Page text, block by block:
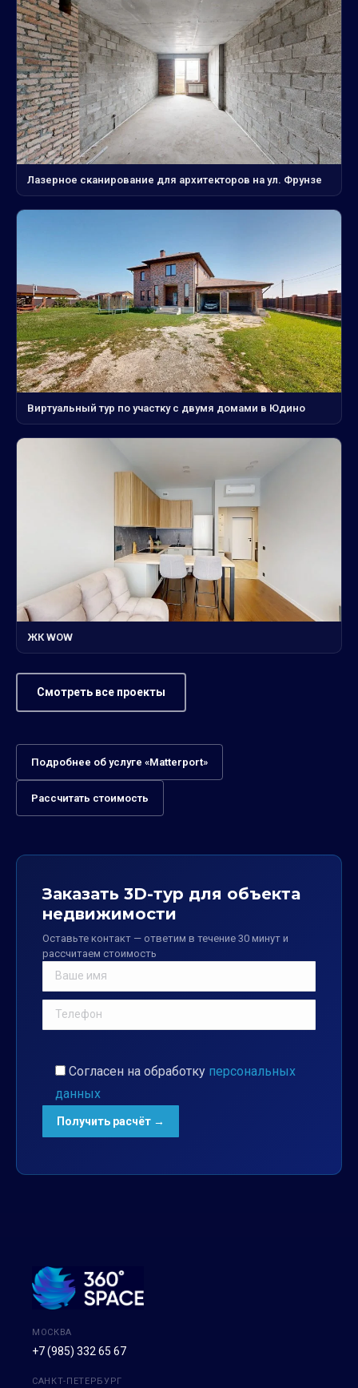
Лазерное сканирование для архитекторов на ул. Фрунзе
Виртуальный тур по участку с двумя домами в Юдино
ЖК WOW
Смотреть все проекты
Подробнее об услуге «Matterport»
Рассчитать стоимость
Заказать 3D-тур для объекта
недвижимости
Оставьте контакт — ответим в течение 30 минут и
рассчитаем стоимость
Согласен на обработку персональных
данных
МОСКВА
+7 (985) 332 65 67
САНКТ-ПЕТЕРБУРГ